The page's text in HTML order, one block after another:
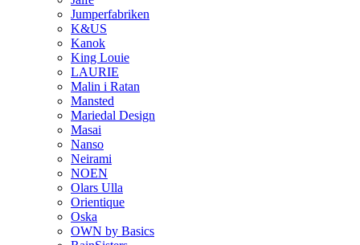
Jumperfabriken
K&US
Kanok
King Louie
LAURIE
Malin i Ratan
Mansted
Mariedal Design
Masai
Nanso
Neirami
NOEN
Olars Ulla
Orientique
Oska
OWN by Basics